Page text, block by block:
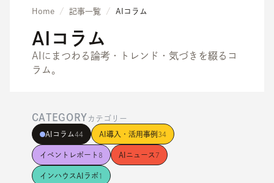
Home 記事一覧 AIコラム
AIコラム
AIにまつわる論考・トレンド・気づきを綴るコ
ラム。
CATEGORY カテゴリー
AIコラム44 AI導入・活用事例 34
イベントレポート 8 AIニュース 7
インハウスAIラボ1